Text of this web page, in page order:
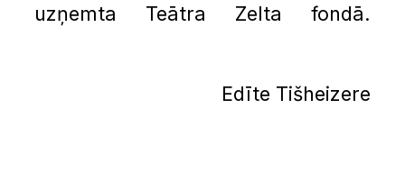
uzņemta Teātra Zelta fondā.
Edīte Tišheizere